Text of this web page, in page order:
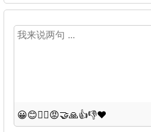
😀😊😵‍💫😡🤝🙏👍👎❤️